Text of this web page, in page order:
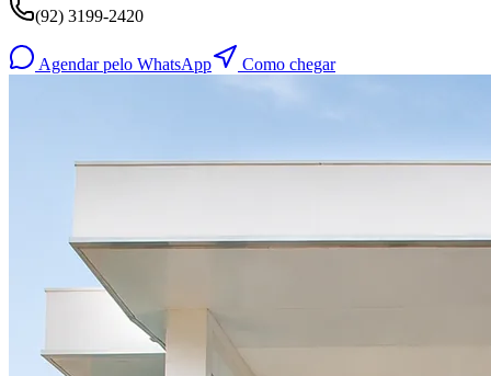
(92) 3199-2420
Agendar pelo WhatsApp Como chegar